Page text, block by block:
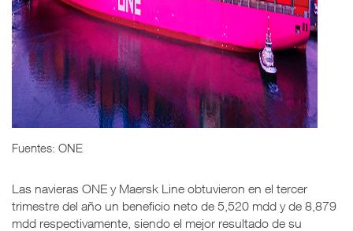
Fuentes: ONE
Las navieras ONE y Maersk Line obtuvieron en el tercer
trimestre del año un beneficio neto de 5,520 mdd y de 8,879
mdd respectivamente, siendo el mejor resultado de su